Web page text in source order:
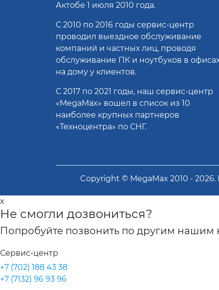
Актобе 1 июля 2010 года.
С 2010 по 2016 годы сервис-центр
проводил выездное обслуживание
компаний и частных лиц, проводя
обслуживание ПК и ноутбуков в
на дому у клиентов.
С 2017 по 2021 годы, наш сервис-центр
«MegaMax» вошел в список из 10
наиболее крупных партнеров
«Техноцентра» по СНГ.
Copyright © MegaMax 2010 - 2026.
x
Не смогли дозвониться?
Попробуйте позвонить по другим нашим
Сервис-центр
+7 (702) 188 43 38
+7 (7132) 96 93 96